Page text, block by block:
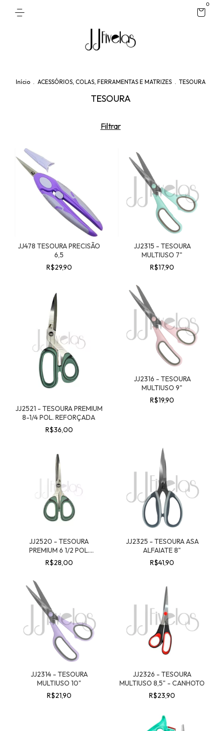
0
Início . ACESSÓRIOS, COLAS, FERRAMENTAS E MATRIZES . TESOURA
TESOURA
Filtrar
JJ478 TESOURA PRECISÃO
6,5
R$29,90
JJ2315 - TESOURA
MULTIUSO 7"
R$17,90
JJ2521 - TESOURA PREMIUM
8-1/4 POL. REFORÇADA
R$36,00
JJ2316 - TESOURA
MULTIUSO 9"
R$19,90
JJ2520 - TESOURA
PREMIUM 6 1/2 POL.
REFORÇADA
R$28,00
JJ2325 - TESOURA ASA
ALFAIATE 8"
R$41,90
JJ2314 - TESOURA
MULTIUSO 10"
R$21,90
JJ2326 - TESOURA
MULTIUSO 8,5" - CANHOTO
R$23,90